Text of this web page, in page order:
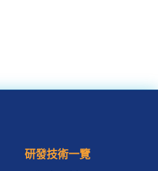
研發技術一覽